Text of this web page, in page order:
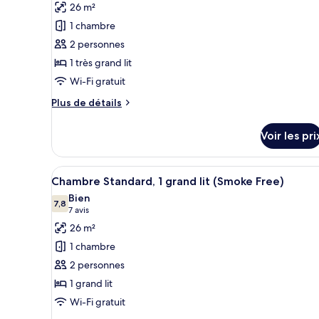
lit
(Smoke
Free)
pour
ce
type
de
chambre :
Chambre
Deluxe,
grand
lit
(Roll-
In
Shower,
Smoke
Free)
26 m²
1 chambre
2 personnes
1 très grand lit
Wi-Fi gratuit
Plus de détails
Plus
le
type
de
chambre
Chambre
Deluxe,
très
grand
lit
(Roll-
Shower,
Voir les
Afficher
toutes
les
photos
pour
ce
type
de
chambre :
Une chambre d’hôtel
10
Chambre Standard, 1 grand lit (Smoke Free)
7,87,8 sur 10
Bien
7 avis
(7 avis)
26 m²
1 chambre
2 personnes
1 grand lit
Wi-Fi gratuit